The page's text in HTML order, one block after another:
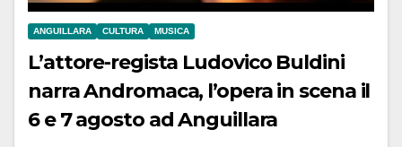
ANGUILLARA CULTURA MUSICA
L’attore-regista Ludovico Buldini
narra Andromaca, l’opera in scena il
6 e 7 agosto ad Anguillara